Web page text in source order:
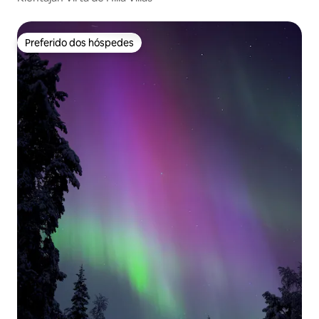
Preferido dos hóspedes
Preferido dos hóspedes